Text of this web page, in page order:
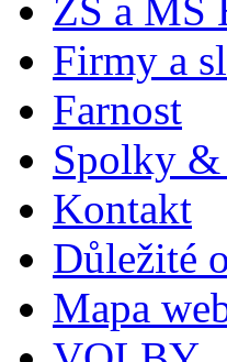
ZŠ a MŠ
Firmy a
Farnost
Spolky &
Kontakt
Důležité
Mapa